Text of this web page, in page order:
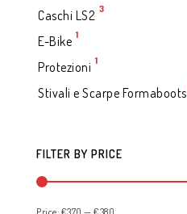
Caschi LS2 3
E-Bike 1
Protezioni 1
Stivali e Scarpe Formaboots
FILTER BY PRICE